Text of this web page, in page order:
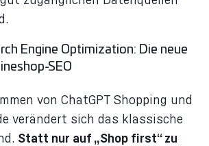
Engine Optimization: Die neue
SEO
von ChatGPT Shopping und
verändert sich das klassische
Statt nur auf „Shop first“ zu